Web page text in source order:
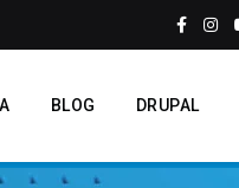
BLOG DRUPAL